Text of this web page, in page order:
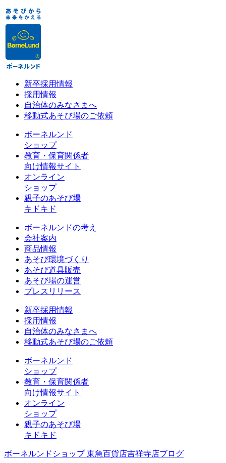
新卒採用情報
採用情報
自治体のみなさまへ
移動式あそび場のご依頼
ボーネルンド
ショップ
教育・保育関係者
向け情報サイト
オンライン
ショップ
親子のあそび場
キドキド
ボーネルンドの考え
会社案内
商品情報
あそび環境づくり
あそび道具販売
あそび場の運営
プレスリリース
新卒採用情報
採用情報
自治体のみなさまへ
移動式あそび場のご依頼
ボーネルンド
ショップ
教育・保育関係者
向け情報サイト
オンライン
ショップ
親子のあそび場
キドキド
ボーネルンドショップ 東急百貨店吉祥寺店ブログ